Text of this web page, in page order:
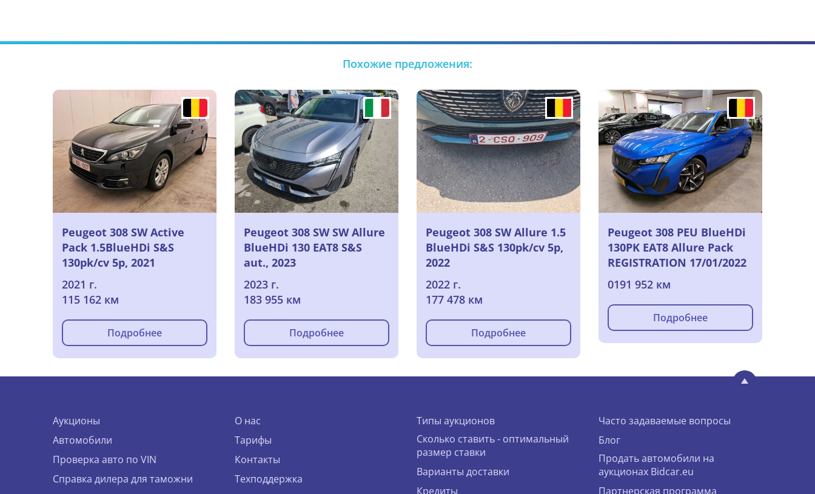
Похожие предложения:
Peugeot 308 SW Active
Pack 1.5BlueHDi S&S
130pk/cv 5p, 2021
2021 г.
115 162 км
Подробнее
Peugeot 308 SW SW Allure
BlueHDi 130 EAT8 S&S
aut., 2023
2023 г.
183 955 км
Подробнее
Peugeot 308 SW Allure 1.5
BlueHDi S&S 130pk/cv 5p,
2022
2022 г.
177 478 км
Подробнее
Peugeot 308 PEU BlueHDi
130PK EAT8 Allure Pack
REGISTRATION 17/01/2022
0191 952 км
Подробнее
Аукционы
Автомобили
Проверка авто по VIN
Справка дилера для таможни
О нас
Тарифы
Контакты
Техподдержка
Типы аукционов
Сколько ставить - оптимальный
размер ставки
Варианты доставки
Кредиты
Часто задаваемые вопросы
Блог
Продать автомобили на
аукционах Bidcar.eu
Партнерская программа